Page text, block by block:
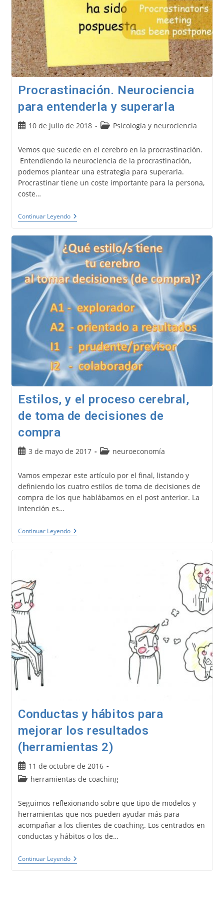
Procrastinación. Neurociencia
para entenderla y superarla
Publicación
la
entrada:
10 de julio de 2018
Categoría
la
entrada:
Psicología y neurociencia
Vemos que sucede en el cerebro en la procrastinación.
Entendiendo la neurociencia de la procrastinación,
podemos plantear una estrategia para superarla.
Procrastinar tiene un coste importante para la persona,
coste…
Continuar LeyendoProcrastinación.
Neurociencia
Entenderla
Y
Superarla
Estilos, y el proceso cerebral,
de toma de decisiones de
compra
Publicación
la
entrada:
3 de mayo de 2017
Categoría
la
entrada:
neuroeconomía
Vamos empezar este artículo por el final, listando y
definiendo los cuatro estilos de toma de decisiones de
compra de los que hablábamos en el post anterior. La
intención es…
Continuar LeyendoEstilos,
Y
Conductas y hábitos para
mejorar los resultados
(herramientas 2)
Publicación
de
11 de octubre de 2016
Categoría
la
entrada:
herramientas de coaching
Seguimos reflexionando sobre que tipo de modelos y
herramientas que nos pueden ayudar más para
acompañar a los clientes de coaching. Los centrados en
conductas y hábitos o los de…
Continuar LeyendoConductas
Y